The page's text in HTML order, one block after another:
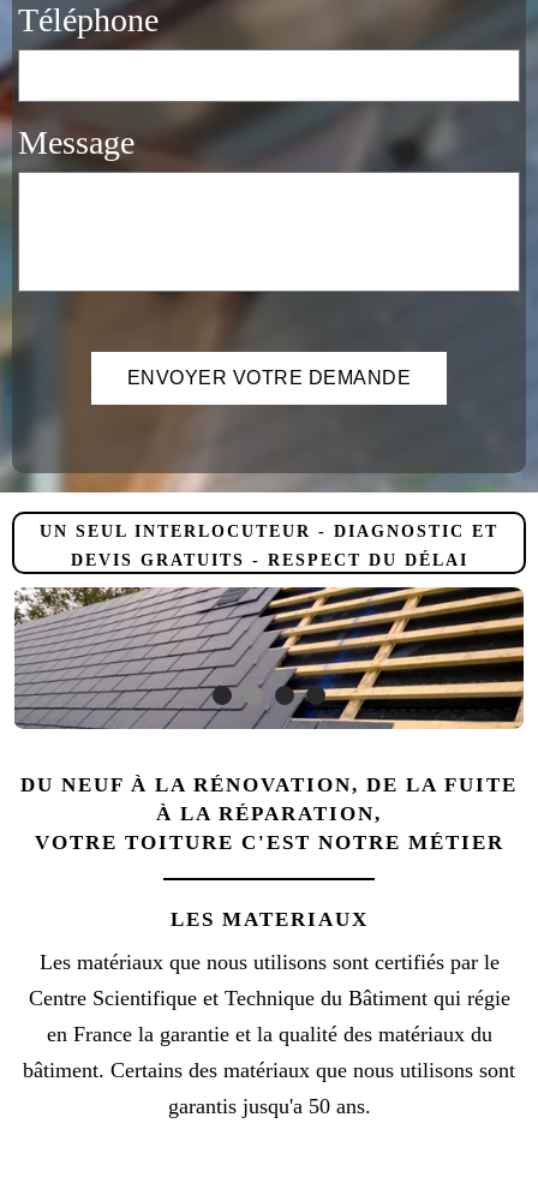
Téléphone
Message
UN SEUL INTERLOCUTEUR - DIAGNOSTIC ET
DEVIS GRATUITS - RESPECT DU DÉLAI
DU NEUF À LA RÉNOVATION, DE LA FUITE
À LA RÉPARATION,
VOTRE TOITURE C'EST NOTRE MÉTIER
LES MATERIAUX
Les matériaux que nous utilisons sont certifiés par le
Centre Scientifique et Technique du Bâtiment qui régie
en France la garantie et la qualité des matériaux du
bâtiment. Certains des matériaux que nous utilisons sont
garantis jusqu'a 50 ans.